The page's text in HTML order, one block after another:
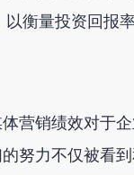
衡量投资回报率
营销绩效对于
努力不仅被看